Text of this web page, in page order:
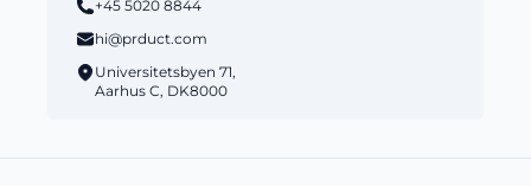
+45 5020 8844
hi@prduct.com
Universitetsbyen 71,
Aarhus C, DK8000